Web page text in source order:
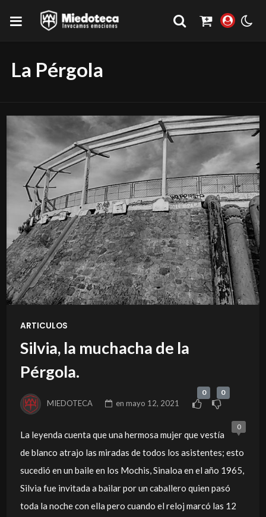
La Pérgola
ARTICULOS
Silvia, la muchacha de la
Pérgola.
MIEDOTECA enmayo 12, 2021
0 0
0
La leyenda cuenta que una hermosa mujer que vestía
de blanco atrajo las miradas de todos los asistentes; esto
sucedió en un baile en los Mochis, Sinaloa en el año 1965,
Silvia fue invitada a bailar por un caballero quien pasó
toda la noche con ella pero cuando el reloj marcó las 12